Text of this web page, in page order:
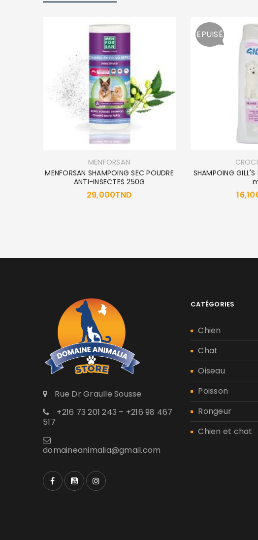
SE
MOT DE
MENFORSAN
MENFORSAN SHAMPOING SEC POUDRE
ANTI-INSECTES 250G
29,000TND
EPUISÉ
CROCI
SHAMPOING
Rue Dr Graulle Sousse
+216 73 201 243 – +216 98 467
517
domaineanimalia@gmail.com
CATÉGORIES
Chien
Chat
Oiseau
Poisson
Rongeur
Chien et chat